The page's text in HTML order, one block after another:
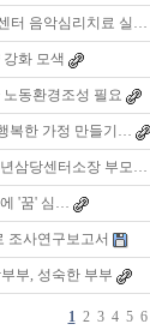
터 음악심리치료 실…
화 모색
동환경조성 필요
복한 가정 만들기…
삼당센터소장 부모…
'꿈' 심…
조사연구보고서
부, 성숙한 부부
1 2 3 4 5 6